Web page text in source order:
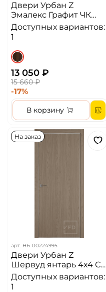
Двери Урбан Z
Эмалекс Графит ЧК
4х4 Алюминиевая
кромка ДГ
Доступных вариантов:
1
13 050 ₽
15 660 ₽
-17%
В корзину
На заказ
арт. НБ-00224995
Двери Урбан Z
Шервуд янтарь 4х4 СК
Алюминиевая кромка
ДГ
Доступных вариантов:
1